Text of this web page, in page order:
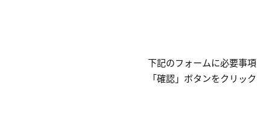
下記のフォームに必要事項
「確認」ボタンをクリッ